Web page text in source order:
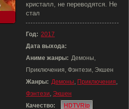
кристалл, не переводятся. Не
стал
Год: 2017
Дата выхода:
Аниме жанры: Демоны,
Приключения, Фэнтези, Экшен
Жанры: Демоны, Приключения,
Фэнтези, Экшен
Качество:
HDTVRip